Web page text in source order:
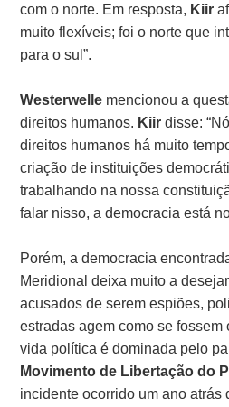
com o norte. Em resposta, Kiir
muito flexíveis; foi o norte que
para o sul”.
Westerwelle mencionou a
direitos humanos. Kiirdisse:
direitos humanos há muito
criação de instituições
trabalhando na nossa
falar nisso, a democracia está
Porém, a democracia
Meridional deixa muito a
acusados de serem espiões,
estradas agem como se fossem
vida política é dominada pelo
Movimento de Libertação do
incidente ocorrido um ano atrás